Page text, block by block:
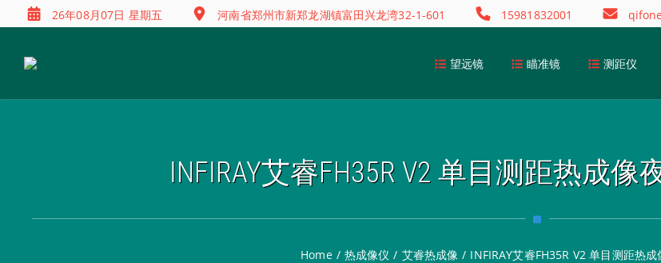
26年08月07日 星期五 河南省郑州市新郑龙湖镇富田兴龙湾32-1-601 15981832001
望远镜 瞄准镜 测距仪
INFIRAY艾睿FH35R V2 单目测距热成
Home / 热成像仪 / 艾睿热成像 / INFIRAY艾睿FH35R V2 单目测距热